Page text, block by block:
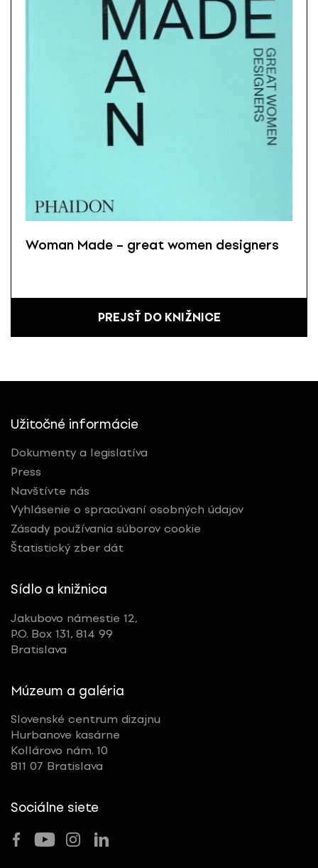
Woman Made – great women designers
PREJSŤ DO KNIŽNICE
Užitočné informácie
Dokumenty a legislatíva
Press
Navštívte nás
Vyhlásenie o spracúvaní osobných údajov
Zásady používania súborov cookie
Štatistický zber dát
Sídlo a knižnica
Jakubovo námestie 12,
P.O. Box 131, 814 99
Bratislava
Múzeum a galéria
Slovenské centrum dizajnu
Hurbanove kasárne
Kollárovo nám. 10
811 07 Bratislava
Sociálne siete